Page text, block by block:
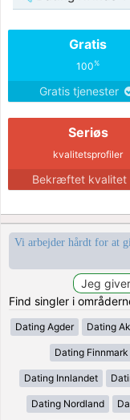
Gratis
100%
Gratis tjenester
Seriøs
kvalitetsprofiler
Bekræftet kvalitet
Vi arbejder hårdt for at
Find singler i
Dating Agder Dating
Dating Finnmark
Dating Innlandet
Dating Nordland